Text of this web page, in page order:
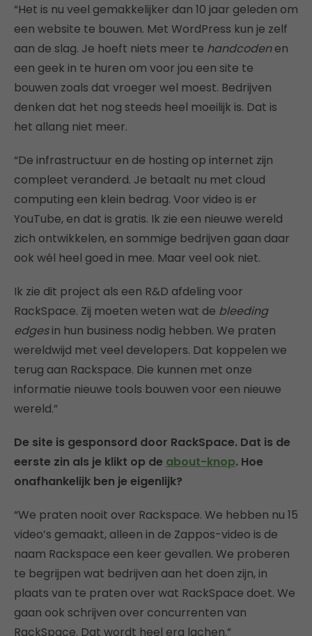
“Het is nu veel gemakkelijker dan 10 jaar geleden om
een website te bouwen. Met WordPress kun je zelf
aan de slag. Je hoeft niets meer te handcodenen
een geek in te huren om voor jou een site te
bouwen zoals dat vroeger wel moest. Bedrijven
denken dat het nog steeds heel moeilijk is. Dat is
het allang niet meer.
“De infrastructuur en de hosting op internet zijn
compleet veranderd. Je betaalt nu met cloud
computing een klein bedrag. Voor video is er
YouTube, en dat is gratis. Ik zie een nieuwe wereld
zich ontwikkelen, en sommige bedrijven gaan daar
ook wél heel goed in mee. Maar veel ook niet.
Ik zie dit project als een R&D afdeling voor
RackSpace. Zij moeten weten wat de bleeding
edgesin hun business nodig hebben. We praten
wereldwijd met veel developers. Dat koppelen we
terug aan Rackspace. Die kunnen met onze
informatie nieuwe tools bouwen voor een nieuwe
wereld.”
De site is gesponsord door RackSpace. Dat is de
eerste zin als je klikt op de about-knop. Hoe
onafhankelijk ben je eigenlijk?
“We praten nooit over Rackspace. We hebben nu 15
video’s gemaakt, alleen in de Zappos-video is de
naam Rackspace een keer gevallen. We proberen
te begrijpen wat bedrijven aan het doen zijn, in
plaats van te praten over wat RackSpace doet. We
gaan ook schrijven over concurrenten van
RackSpace. Dat wordt heel erg lachen.”